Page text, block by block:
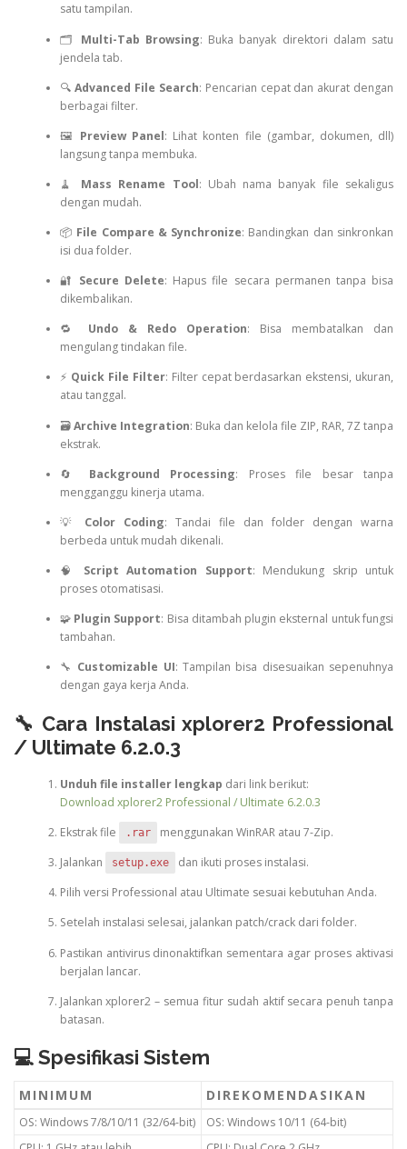
satu tampilan.
🗂️ Multi-Tab Browsing: Buka banyak direktori dalam satu
jendela tab.
🔍Advanced File Search: Pencarian cepat dan akurat dengan
berbagai filter.
🖼️ Preview Panel: Lihat konten file (gambar, dokumen, dll)
langsung tanpa membuka.
🧹 Mass Rename Tool: Ubah nama banyak file sekaligus
dengan mudah.
📦 File Compare & Synchronize: Bandingkan dan sinkronkan
isi dua folder.
🔐 Secure Delete: Hapus file secara permanen tanpa bisa
dikembalikan.
🔁 Undo & Redo Operation: Bisa membatalkan dan
mengulang tindakan file.
⚡ Quick File Filter: Filter cepat berdasarkan ekstensi, ukuran,
atau tanggal.
🗃️Archive Integration: Buka dan kelola file ZIP, RAR, 7Z tanpa
ekstrak.
🔄 Background Processing: Proses file besar tanpa
mengganggu kinerja utama.
💡 Color Coding: Tandai file dan folder dengan warna
berbeda untuk mudah dikenali.
🧠 Script Automation Support: Mendukung skrip untuk
proses otomatisasi.
🧩 Plugin Support: Bisa ditambah plugin eksternal untuk fungsi
tambahan.
🔧 Customizable UI: Tampilan bisa disesuaikan sepenuhnya
dengan gaya kerja Anda.
🔧 Cara Instalasi xplorer2 Professional
/ Ultimate 6.2.0.3
Unduh file installer lengkap dari link berikut:
Download xplorer2 Professional / Ultimate 6.2.0.3
Ekstrak file
.rar
menggunakan WinRAR atau 7-Zip.
Jalankan
setup.exe
dan ikuti proses instalasi.
Pilih versi Professional atau Ultimate sesuai kebutuhan Anda.
Setelah instalasi selesai, jalankan patch/crack dari folder.
Pastikan antivirus dinonaktifkan sementara agar proses aktivasi
berjalan lancar.
Jalankan xplorer2 – semua fitur sudah aktif secara penuh tanpa
batasan.
💻 Spesifikasi Sistem
MINIMUM DIREKOMENDASIKAN
OS: Windows 7/8/10/11 (32/64-bit)
OS: Windows 10/11 (64-bit)